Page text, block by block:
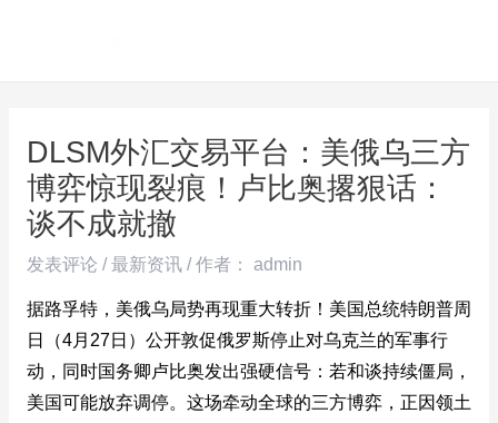
DLSM外汇交易平台：美俄乌三方
博弈惊现裂痕！卢比奥撂狠话：
谈不成就撤
发表评论 /最新资讯/ 作者： admin
据路孚特，美俄乌局势再现重大转折！美国总统特朗普周
日（4月27日）公开敦促俄罗斯停止对乌克兰的军事行
动，同时国务卿卢比奥发出强硬信号：若和谈持续僵局，
美国可能放弃调停。这场牵动全球的三方博弈，正因领土